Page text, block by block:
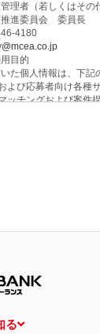
理者（若しくはそ
推進委員会 委員長
4180
目的
た個人情報は、下記
よび応募者向け各種
ッチングおよび案件
のウェブサイト訪問
情報は法令等による
の開示等および問い
窓口は、下記 個人
護団体の名称および
出先
る